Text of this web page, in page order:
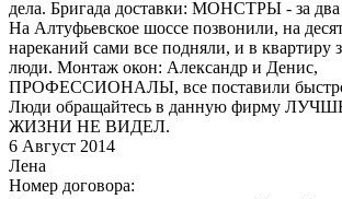
дела. Бригада доставки: МОНСТРЫ - за два
На Алтуфьевское шоссе позвонили, на
нареканий сами все подняли, и в квартиру
люди. Монтаж окон: Александр и Денис,
ПРОФЕССИОНАЛЫ, все поставили быстро
Люди обращайтесь в данную фирму
ЖИЗНИ НЕ ВИДЕЛ.
6 Август 2014
Лена
Номер договора: